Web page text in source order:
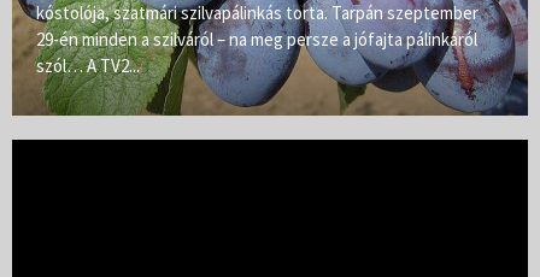
kóstolója, szatmári szilvapálinkás torta. Tarpán szeptember
29-én minden a szilváról – na meg persze a jófajta pálinkáról
szól… A TV2...